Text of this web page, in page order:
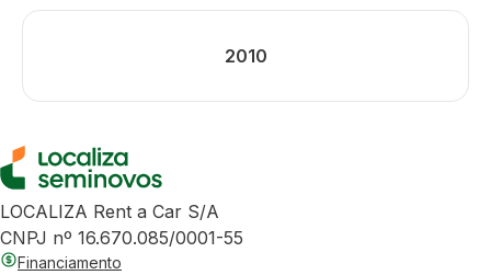
2010
LOCALIZA Rent a Car S/A
CNPJ nº 16.670.085/0001-55
Financiamento